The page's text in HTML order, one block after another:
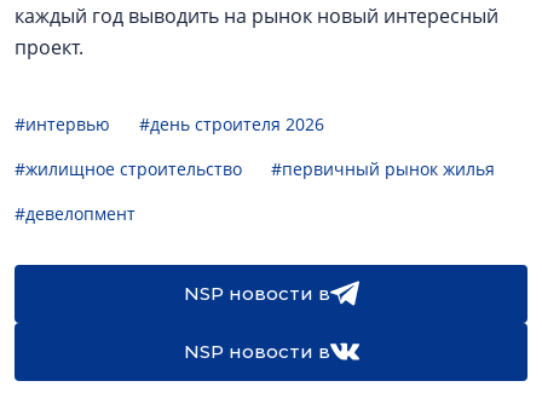
каждый год выводить на рынок новый интересный
проект.
#интервью
#день строителя 2026
#жилищное строительство
#первичный рынок жилья
#девелопмент
NSP новости в
NSP новости в